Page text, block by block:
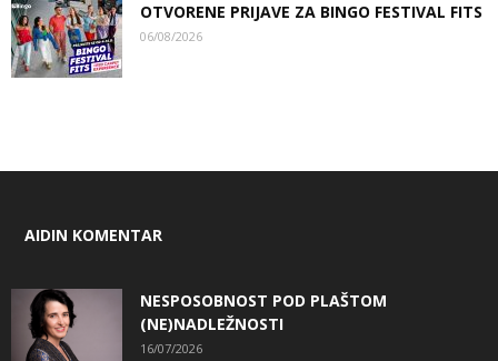
OTVORENE PRIJAVE ZA BINGO FESTIVAL FITS
06/08/2026
AIDIN KOMENTAR
NESPOSOBNOST POD PLAŠTOM
(NE)NADLEŽNOSTI
16/07/2026